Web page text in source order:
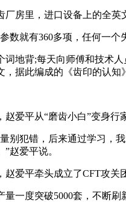
厂房里，进口设备上的全
数就有360多项，任何一
词地背;每天向师傅和技术
，据此编成的《齿印的认
爱平从“磨齿小白”变身行
别犯错，后来通过学习，
赵爱平说。
赵爱平牵头成立了CFT攻
量一度突破5000套，不断